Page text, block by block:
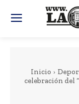
Inicio
celebración del